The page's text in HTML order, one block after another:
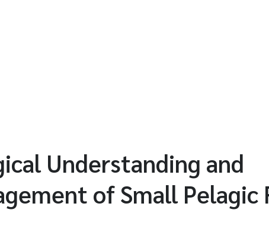
Understanding and
of Small Pelagic